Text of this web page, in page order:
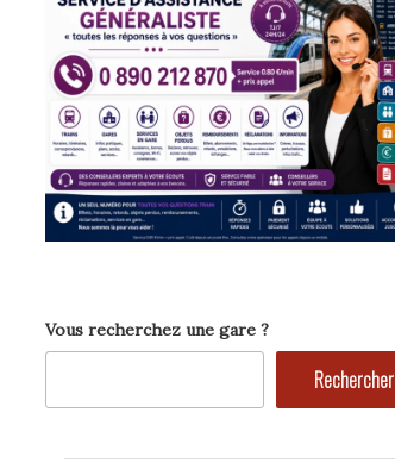
Vous recherchez une gare ?
Rechercher